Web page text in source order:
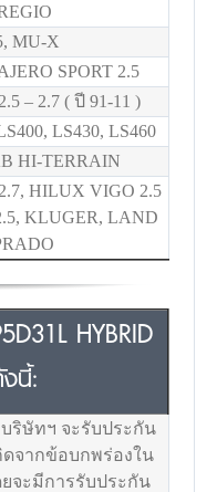
MU-X
SPORT 2.5
– 2.7 ( ปี 91-11 )
LS430, LS460
HI-TERRAIN
HILUX VIGO 2.5
KLUGER, LAND
HYBRID
นี้:
บริษัทฯ จะรับประกัน
จากข้อบกพร่องใน
จะมีการรับประกัน